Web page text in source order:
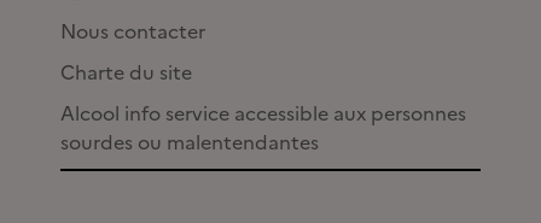
Nous contacter
Charte du site
Alcool info service accessible aux personnes
sourdes ou malentendantes